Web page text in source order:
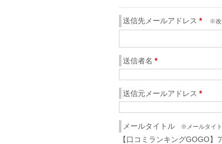
送信先メールアドレス * ※改
送信者名 *
送信元メールアドレス *
メールタイトル ※メールタイト
【口コミランキングGOGO